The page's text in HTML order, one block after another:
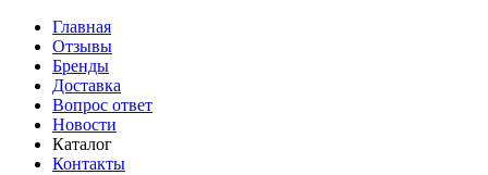
Главная
Отзывы
Бренды
Доставка
Вопрос ответ
Новости
Каталог
Контакты